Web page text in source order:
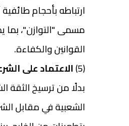
ارتباطه بأحجام
مسمى "التوازن"، بما
القوانين والكفاءة.
(5)
الاعتماد على
بدلًا من ترسيخ الثقة
الشعبية في مقابل